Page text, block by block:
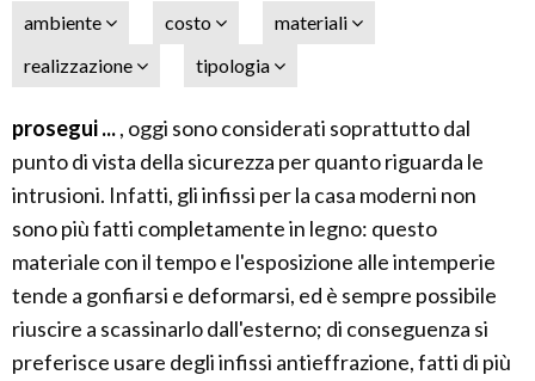
ambiente costo
materiali
realizzazione
tipologia
prosegui ..., oggi sono considerati soprattutto dal
punto di vista della sicurezza per quanto riguarda le
intrusioni. Infatti, gli infissi per la casa moderni non
sono più fatti completamente in legno: questo
materiale con il tempo e l'esposizione alle intemperie
tende a gonfiarsi e deformarsi, ed è sempre possibile
riuscire a scassinarlo dall'esterno; di conseguenza si
preferisce usare degli infissi antieffrazione, fatti di più